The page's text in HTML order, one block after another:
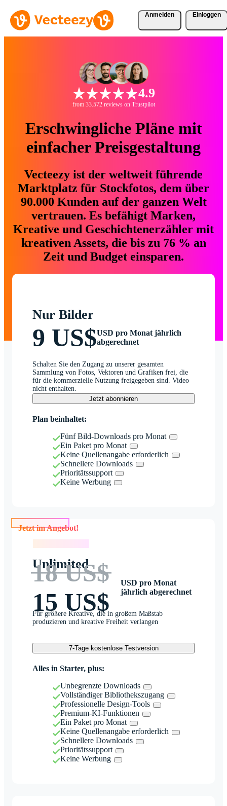
Anmelden Einloggen
4.9
from 33.572 reviews on Trustpilot
Erschwingliche Pläne mit
einfacher Preisgestaltung
Vecteezy ist der weltweit führende
Marktplatz für Stockfotos, dem über
90.000 Kunden auf der ganzen Welt
vertrauen. Es befähigt Marken,
Kreative und Geschichtenerzähler mit
kreativen Assets, die bis zu 76 % an
Zeit und Budget einsparen.
Nur Bilder
9 US$USD pro Monat jährlich
abgerechnet
Schalten Sie den Zugang zu unserer gesamten
Sammlung von Fotos, Vektoren und Grafiken frei, die
für die kommerzielle Nutzung freigegeben sind. Video
nicht enthalten.
Jetzt abonnieren
Plan beinhaltet:
Fünf Bild-Downloads pro Monat
Ein Paket pro Monat
Keine Quellenangabe erforderlich
Schnellere Downloads
Prioritätssupport
Keine Werbung
Jetzt im Angebot!
Unlimited
18 US$
15 US$
USD pro Monat
jährlich abgerechnet
Für größere Kreative, die in großem Maßstab
produzieren und kreative Freiheit verlangen
7-Tage kostenlose Testversion
Alles in Starter, plus:
Unbegrenzte Downloads
Vollständiger Bibliothekszugang
Professionelle Design-Tools
Premium-KI-Funktionen
Ein Paket pro Monat
Keine Quellenangabe erforderlich
Schnellere Downloads
Prioritätssupport
Keine Werbung